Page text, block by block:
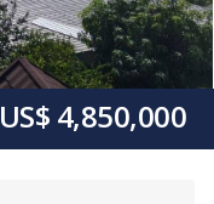
US$ 4,850,000